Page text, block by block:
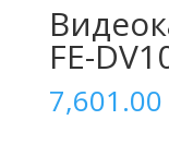
FE-
7,601.00